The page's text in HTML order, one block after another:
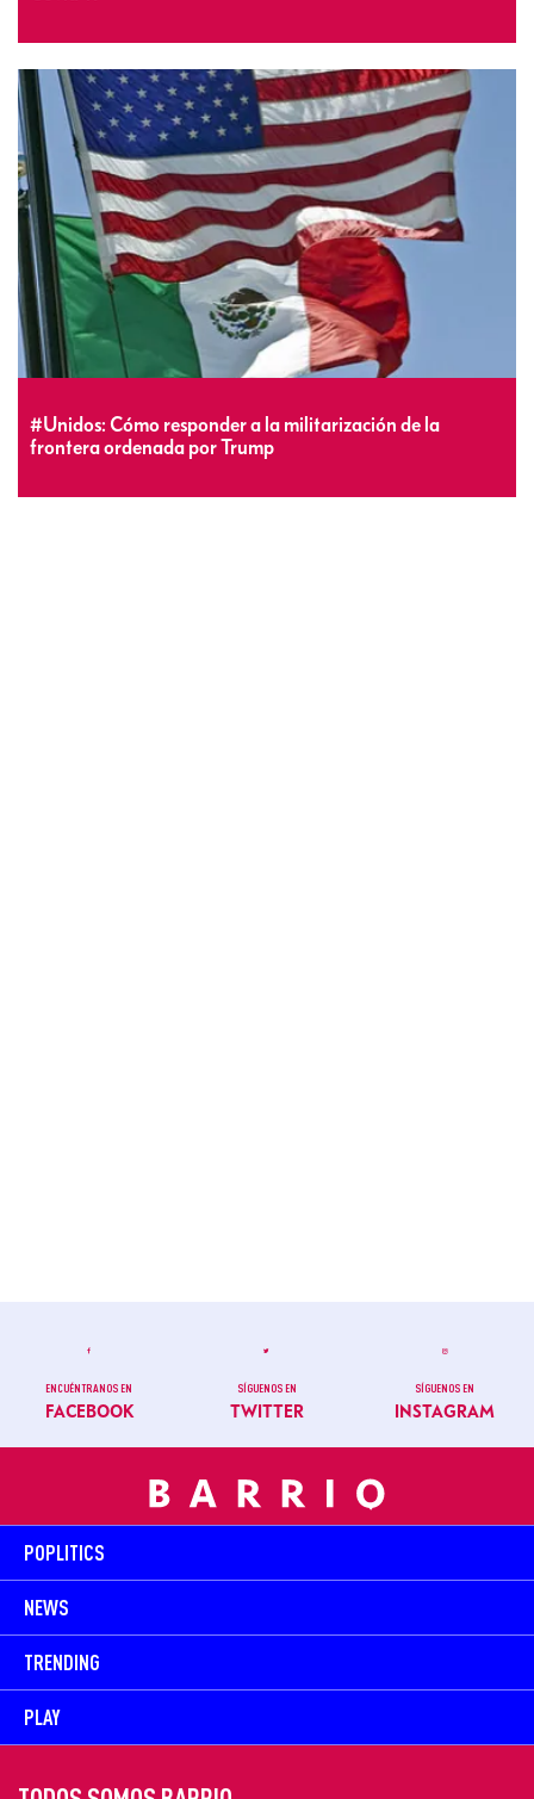
#Unidos: Cómo responder a la militarización de la
frontera ordenada por Trump
ENCUÉNTRANOS EN
FACEBOOK
SÍGUENOS EN
TWITTER
SÍGUENOS EN
INSTAGRAM
POPLITICS
NEWS
TRENDING
PLAY